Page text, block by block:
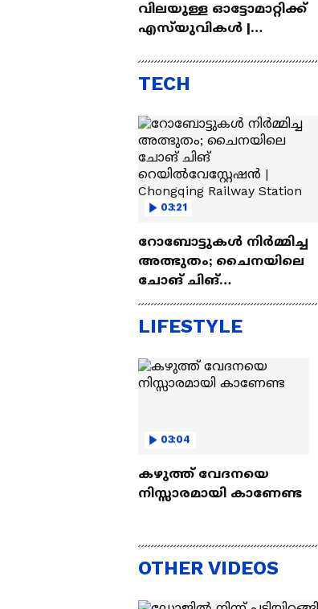
വിലയുള്ള ഓട്ടോമാറ്റിക്ക്
എസ്‍യുവികൾ |
Lakh
TECH
03:21
റോബോട്ടുകൾ നിർമ്മിച്ച
അത്ഭുതം; ചൈനയിലെ
ചോങ് ചിങ്
Chongqing Railway Station
LIFESTYLE
03:04
കഴുത്ത് വേദനയെ
നിസ്സാരമായി കാണേണ്ട
OTHER VIDEOS